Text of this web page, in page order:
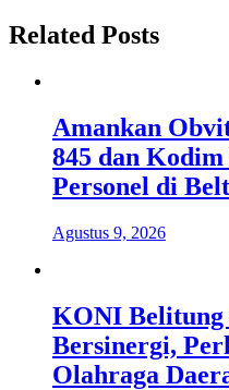
Related Posts
Amankan
845 dan Kodim
Personel di
Agustus 9, 2026
KONI
Bersinergi,
Olahraga